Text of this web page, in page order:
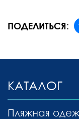
ПОДЕЛИТЬСЯ:
КАТАЛОГ
Пляжная